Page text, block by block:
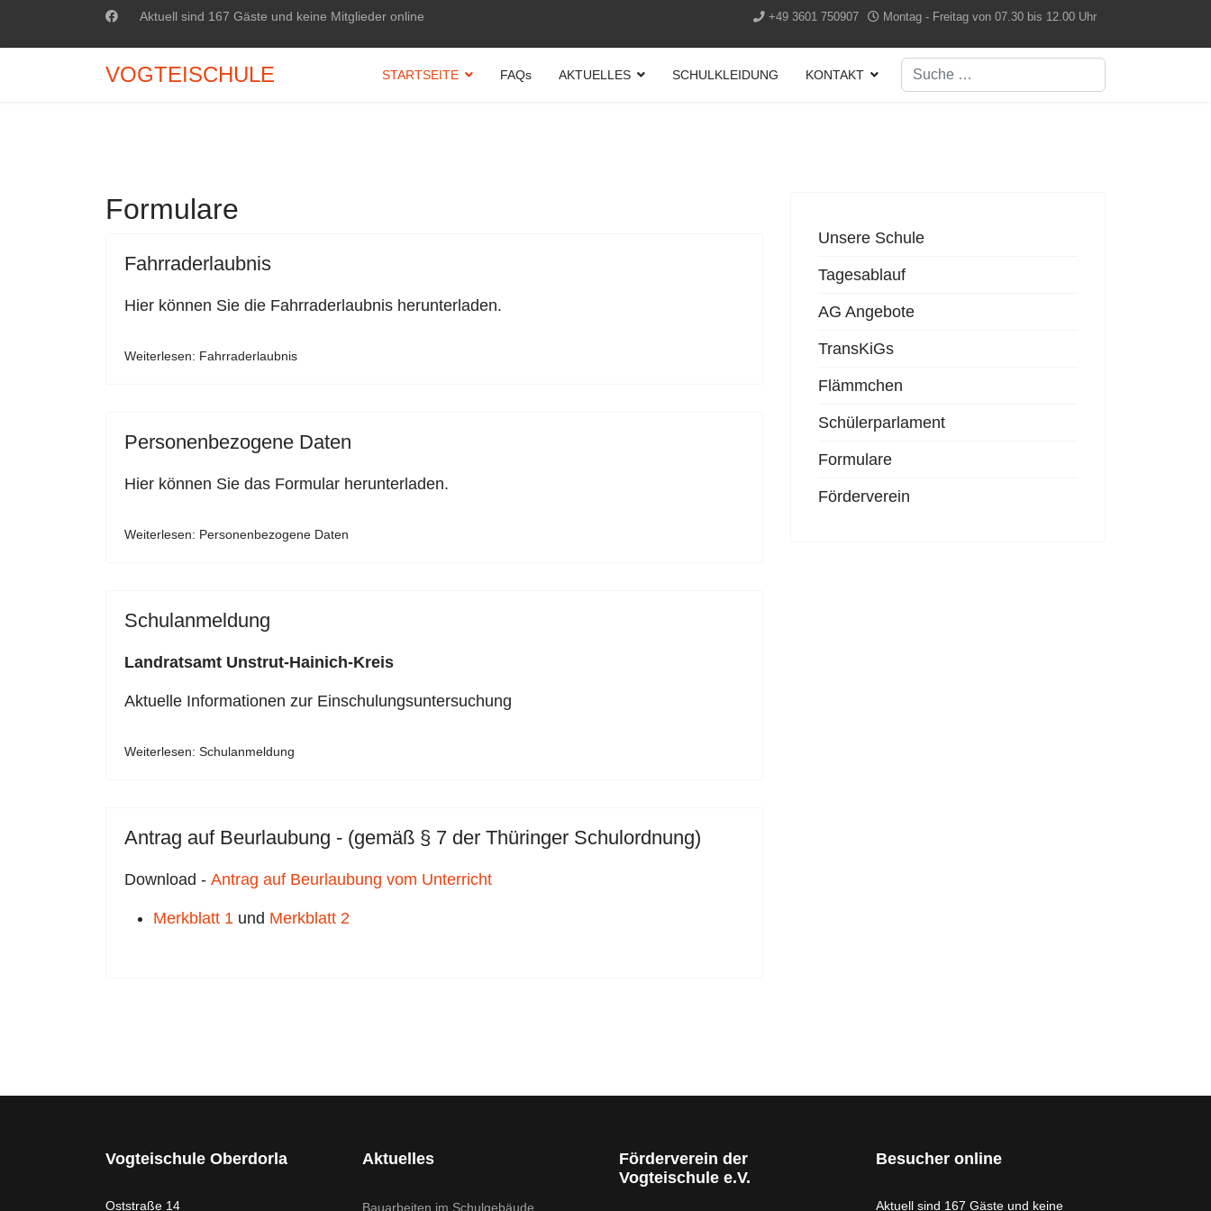
Aktuell sind 167 Gäste und keine Mitglieder online +49 3601 750907 Montag - Freitag von 07.30 bis 12.00 Uhr
VOGTEISCHULE STARTSEITE FAQs AKTUELLES SCHULKLEIDUNG KONTAKT
Suchen
Formulare
Fahrraderlaubnis
Hier können Sie die Fahrraderlaubnis herunterladen.
Weiterlesen: Fahrraderlaubnis
Personenbezogene Daten
Hier können Sie das Formular herunterladen.
Weiterlesen: Personenbezogene Daten
Schulanmeldung
Landratsamt Unstrut-Hainich-Kreis
Aktuelle Informationen zur Einschulungsuntersuchung
Weiterlesen: Schulanmeldung
Antrag auf Beurlaubung - (gemäß § 7 der Thüringer Schulordnung)
Download - Antrag auf Beurlaubung vom Unterricht
Merkblatt 1 und Merkblatt 2
Unsere Schule
Tagesablauf
AG Angebote
TransKiGs
Flämmchen
Schülerparlament
Formulare
Förderverein
Vogteischule Oberdorla
Oststraße 14
Aktuelles
Bauarbeiten im Schulgebäude
Förderverein der
Vogteischule e.V.
Besucher online
Aktuell sind 167 Gäste und keine